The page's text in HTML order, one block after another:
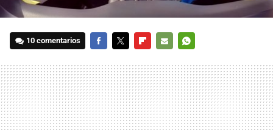
10 comentarios
MAIL